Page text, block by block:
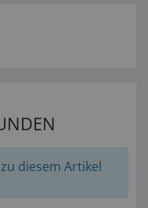
diesem Artikel